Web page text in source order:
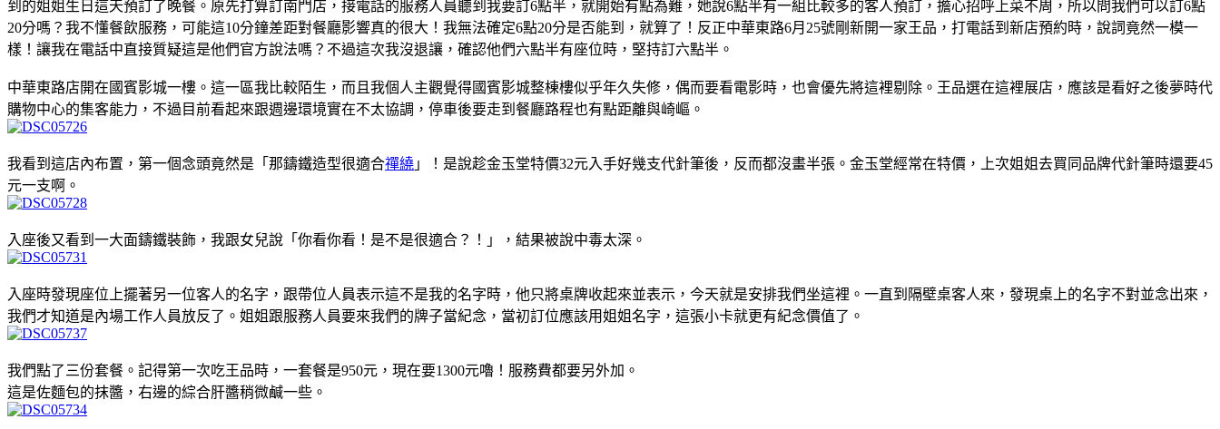
到的姐姐生日這天預訂了晚餐。原先打算訂南門店，接電話的服務人員聽到我要訂6點半，就開始有點為難，她說6點半有一組比較多的客人預訂，擔心招呼上菜不周，所以問我們可以訂6點
20分嗎？我不懂餐飲服務，可能這10分鐘差距對餐廳影響真的很大！我無法確定6點20分是否能到，就算了！反正中華東路6月25號剛新開一家王品，打電話到新店預約時，說詞竟然一模一
樣！讓我在電話中直接質疑這是他們官方說法嗎？不過這次我沒退讓，確認他們六點半有座位時，堅持訂六點半。
中華東路店開在國賓影城一樓。這一區我比較陌生，而且我個人主觀覺得國賓影城整棟樓似乎年久失修，偶而要看電影時，也會優先將這裡剔除。王品選在這裡展店，應該是看好之後夢時代
購物中心的集客能力，不過目前看起來跟週邊環境實在不太協調，停車後要走到餐廳路程也有點距離與崎嶇。
我看到這店內布置，第一個念頭竟然是「那鑄鐵造型很適合禪繞 」！是說趁金玉堂特價32元入手好幾支代針筆後，反而都沒畫半張。金玉堂經常在特價，上次姐姐去買同品牌代針筆時還要45
元一支啊。
入座後又看到一大面鑄鐵裝飾，我跟女兒說「你看你看！是不是很適合？！」，結果被說中毒太深。
入座時發現座位上擺著另一位客人的名字，跟帶位人員表示這不是我的名字時，他只將桌牌收起來並表示，今天就是安排我們坐這裡。一直到隔壁桌客人來，發現桌上的名字不對並念出來，
我們才知道是內場工作人員放反了。姐姐跟服務人員要來我們的牌子當紀念，當初訂位應該用姐姐名字，這張小卡就更有紀念價值了。
我們點了三份套餐。記得第一次吃王品時，一套餐是950元，現在要1300元嚕！服務費都要另外加。
這是佐麵包的抹醬，右邊的綜合肝醬稍微鹹一些。